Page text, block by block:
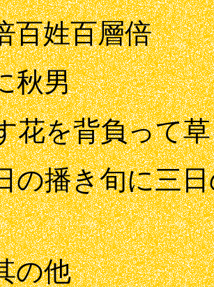
百姓百層倍
秋男
花を背負って
の播き旬に三
他